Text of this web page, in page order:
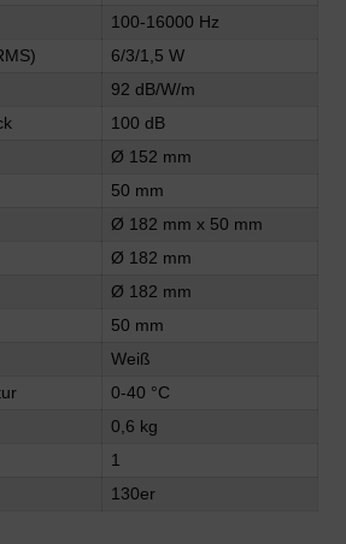
100-16000 Hz
6/3/1,5 W
92 dB/W/m
100 dB
Ø 152 mm
50 mm
Ø 182 mm x 50 mm
Ø 182 mm
Ø 182 mm
50 mm
Weiß
0-40 °C
0,6 kg
1
130er